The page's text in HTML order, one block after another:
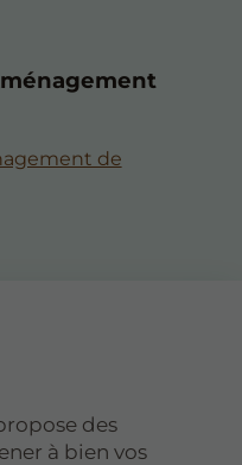
de
des
à bien vos